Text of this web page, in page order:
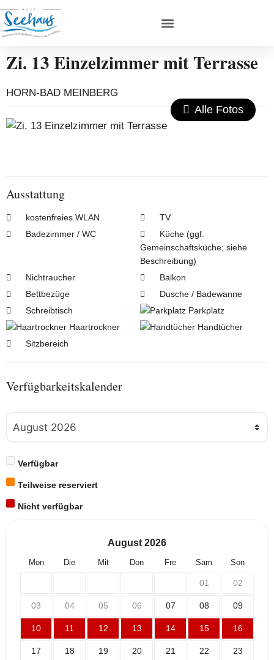
Zi. 13 Einzelzimmer mit Terrasse
HORN-BAD MEINBERG
Alle Fotos
Ausstattung
kostenfreies WLAN
TV
Badezimmer / WC
Küche (ggf.
Gemeinschaftsküche; siehe
Beschreibung)
Nichtraucher
Balkon
Bettbezüge
Dusche / Badewanne
Schreibtisch
Parkplatz
Haartrockner
Handtücher
Sitzbereich
Verfügbarkeitskalender
Verfügbar
Teilweise reserviert
Nicht verfügbar
August 2026
Mon Die Mit Don Fre Sam Son
01 02
03 04 05 06 07 08 09
10 11 12 13 14 15 16
17 18 19 20 21 22 23